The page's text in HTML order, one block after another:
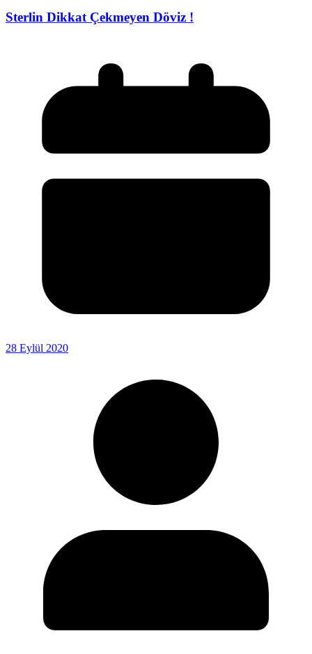
Sterlin Dikkat Çekmeyen Döviz !
28 Eylül 2020